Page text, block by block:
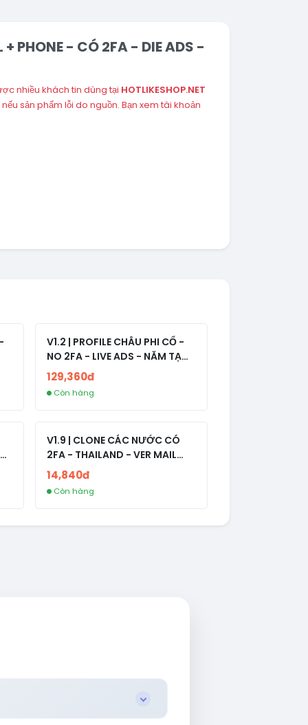
PHONE - CÓ 2FA - DIE ADS -
nhiều khách tin dùng tại HOTLIKESHOP.NET
nếu sản phẩm lỗi do nguồn. Bạn xem tài khoản
V1.2 | PROFILE CHÂU PHI CỔ -
NO 2FA - LIVE ADS - NĂM TẠO
2008-2024
129,360đ
Còn hàng
V1.9 | CLONE CÁC NƯỚC CÓ
2FA - THAILAND - VER MAIL
FVIAINBOXES.COM - CLONE
NEW KHÔNG BẢO HÀNH LOCAL
14,840đ
Còn hàng